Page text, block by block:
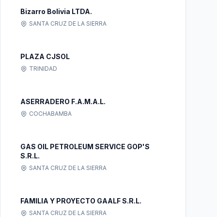
Bizarro Bolivia LTDA.
SANTA CRUZ DE LA SIERRA
PLAZA CJSOL
TRINIDAD
ASERRADERO F.A.M.A.L.
COCHABAMBA
GAS OIL PETROLEUM SERVICE GOP'S
S.R.L.
SANTA CRUZ DE LA SIERRA
FAMILIA Y PROYECTO GAALF S.R.L.
SANTA CRUZ DE LA SIERRA